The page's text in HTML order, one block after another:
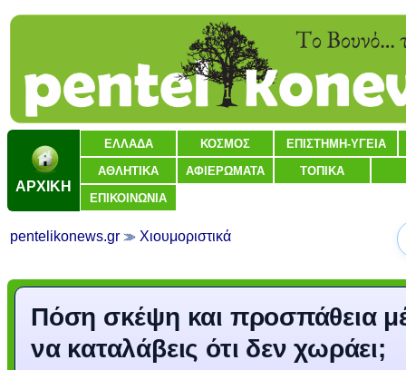
ΑΡΧΙΚΗ
ΕΛΛΑΔΑ ΚΟΣΜΟΣ ΕΠΙΣΤΗΜΗ-ΥΓΕΙΑ
ΑΘΛΗΤΙΚΑ ΑΦΙΕΡΩΜΑΤΑ ΤΟΠΙΚΑ
ΕΠΙΚΟΙΝΩΝΙΑ
pentelikonews.gr Χιουμοριστικά
Πόση σκέψη και προσπάθεια
να καταλάβεις ότι δεν χωράει;